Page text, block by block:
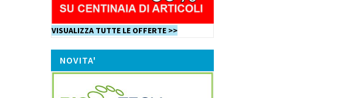
VISUALIZZA TUTTE LE OFFERTE >>
NOVITA'